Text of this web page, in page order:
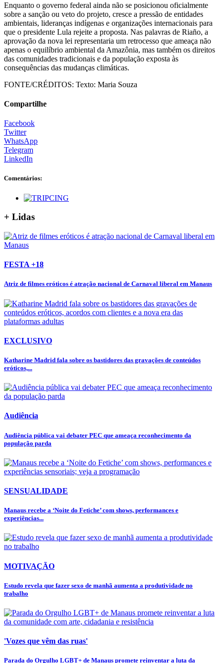
Enquanto o governo federal ainda não se posicionou oficialmente
sobre a sanção ou veto do projeto, cresce a pressão de entidades
ambientais, lideranças indígenas e organizações internacionais para
que o presidente Lula rejeite a proposta. Nas palavras de Riaño, a
aprovação da nova lei representaria um retrocesso que ameaça não
apenas o equilíbrio ambiental da Amazônia, mas também os direitos
das comunidades tradicionais e da população exposta às
consequências das mudanças climáticas.
FONTE/CRÉDITOS: Texto: Maria Souza
Compartilhe
Facebook
Twitter
WhatsApp
Telegram
LinkedIn
Comentários:
+ Lidas
FESTA +18
Atriz de filmes eróticos é atração nacional de Carnaval liberal em Manaus
EXCLUSIVO
Katharine Madrid fala sobre os bastidores das gravações de conteúdos
eróticos,...
Audiência
Audiência pública vai debater PEC que ameaça reconhecimento da
população parda
SENSUALIDADE
Manaus recebe a ‘Noite do Fetiche’ com shows, performances e
experiências...
MOTIVAÇÃO
Estudo revela que fazer sexo de manhã aumenta a produtividade no
trabalho
'Vozes que vêm das ruas'
Parada do Orgulho LGBT+ de Manaus promete reinventar a luta da